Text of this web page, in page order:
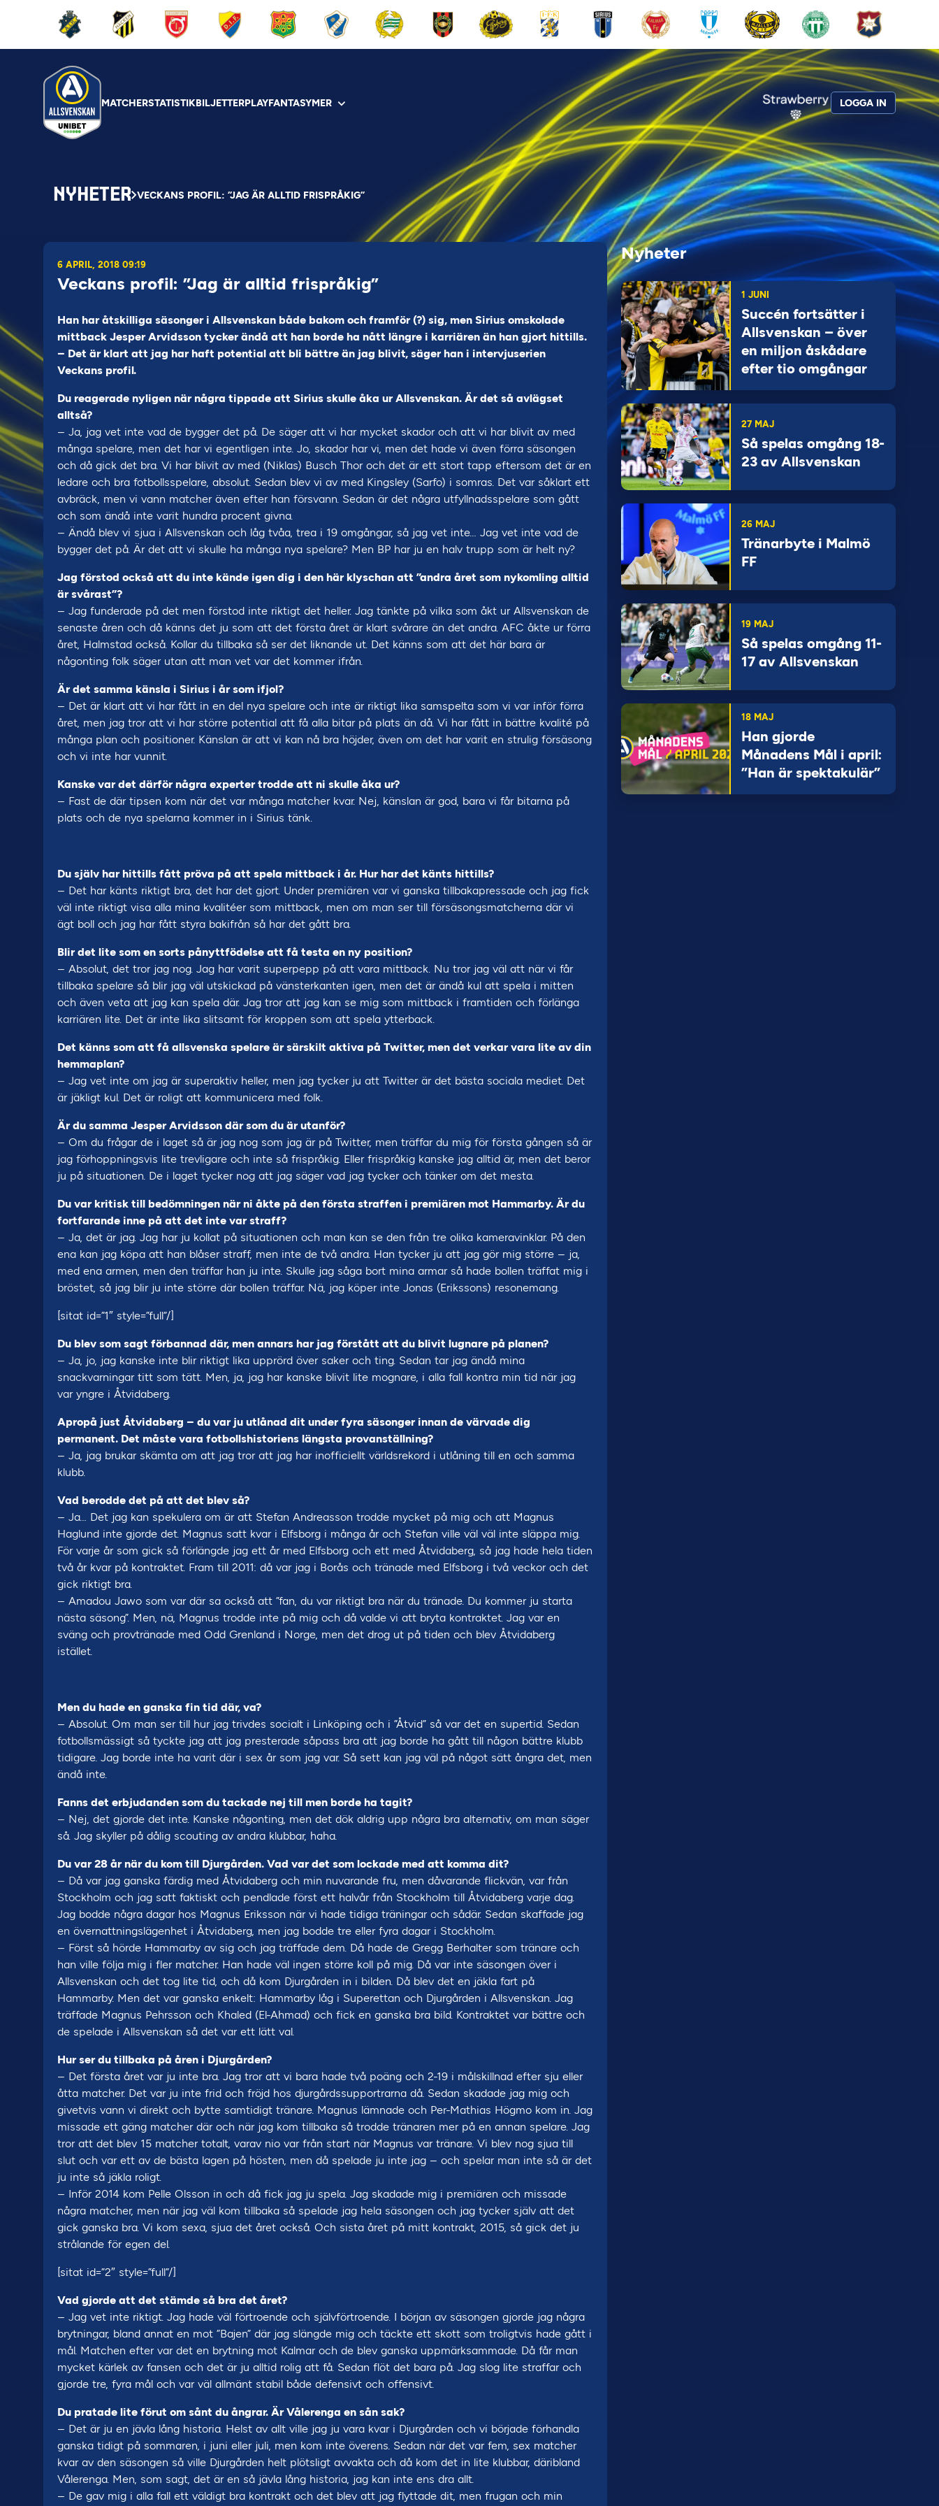
MATCHERSTATISTIKBILJETTERPLAYFANTASYMER LOGGA IN
NYHETER VECKANS PROFIL: ”JAG ÄR ALLTID FRISPRÅKIG”
6 APRIL, 2018 09:19
Veckans profil: ”Jag är alltid frispråkig”
Han har åtskilliga säsonger i Allsvenskan både bakom och framför (?) sig, men Sirius omskolade
mittback Jesper Arvidsson tycker ändå att han borde ha nått längre i karriären än han gjort hittills.
– Det är klart att jag har haft potential att bli bättre än jag blivit, säger han i intervjuserien
Veckans profil.
Du reagerade nyligen när några tippade att Sirius skulle åka ur Allsvenskan. Är det så avlägset
alltså?
– Ja, jag vet inte vad de bygger det på. De säger att vi har mycket skador och att vi har blivit av med
många spelare, men det har vi egentligen inte. Jo, skador har vi, men det hade vi även förra säsongen
och då gick det bra. Vi har blivit av med (Niklas) Busch Thor och det är ett stort tapp eftersom det är en
ledare och bra fotbollsspelare, absolut. Sedan blev vi av med Kingsley (Sarfo) i somras. Det var såklart ett
avbräck, men vi vann matcher även efter han försvann. Sedan är det några utfyllnadsspelare som gått
och som ändå inte varit hundra procent givna.
– Ändå blev vi sjua i Allsvenskan och låg tvåa, trea i 19 omgångar, så jag vet inte… Jag vet inte vad de
bygger det på. Är det att vi skulle ha många nya spelare? Men BP har ju en halv trupp som är helt ny?
Jag förstod också att du inte kände igen dig i den här klyschan att ”andra året som nykomling alltid
är svårast”?
– Jag funderade på det men förstod inte riktigt det heller. Jag tänkte på vilka som åkt ur Allsvenskan de
senaste åren och då känns det ju som att det första året är klart svårare än det andra. AFC åkte ur förra
året, Halmstad också. Kollar du tillbaka så ser det liknande ut. Det känns som att det här bara är
någonting folk säger utan att man vet var det kommer ifrån.
Är det samma känsla i Sirius i år som ifjol?
– Det är klart att vi har fått in en del nya spelare och inte är riktigt lika samspelta som vi var inför förra
året, men jag tror att vi har större potential att få alla bitar på plats än då. Vi har fått in bättre kvalité på
många plan och positioner. Känslan är att vi kan nå bra höjder, även om det har varit en strulig försäsong
och vi inte har vunnit.
Kanske var det därför några experter trodde att ni skulle åka ur?
– Fast de där tipsen kom när det var många matcher kvar. Nej, känslan är god, bara vi får bitarna på
plats och de nya spelarna kommer in i Sirius tänk.
Du själv har hittills fått pröva på att spela mittback i år. Hur har det känts hittills?
– Det har känts riktigt bra, det har det gjort. Under premiären var vi ganska tillbakapressade och jag fick
väl inte riktigt visa alla mina kvalitéer som mittback, men om man ser till försäsongsmatcherna där vi
ägt boll och jag har fått styra bakifrån så har det gått bra.
Blir det lite som en sorts pånyttfödelse att få testa en ny position?
– Absolut, det tror jag nog. Jag har varit superpepp på att vara mittback. Nu tror jag väl att när vi får
tillbaka spelare så blir jag väl utskickad på vänsterkanten igen, men det är ändå kul att spela i mitten
och även veta att jag kan spela där. Jag tror att jag kan se mig som mittback i framtiden och förlänga
karriären lite. Det är inte lika slitsamt för kroppen som att spela ytterback.
Det känns som att få allsvenska spelare är särskilt aktiva på Twitter, men det verkar vara lite av din
hemmaplan?
– Jag vet inte om jag är superaktiv heller, men jag tycker ju att Twitter är det bästa sociala mediet. Det
är jäkligt kul. Det är roligt att kommunicera med folk.
Är du samma Jesper Arvidsson där som du är utanför?
– Om du frågar de i laget så är jag nog som jag är på Twitter, men träffar du mig för första gången så är
jag förhoppningsvis lite trevligare och inte så frispråkig. Eller frispråkig kanske jag alltid är, men det beror
ju på situationen. De i laget tycker nog att jag säger vad jag tycker och tänker om det mesta.
Du var kritisk till bedömningen när ni åkte på den första straffen i premiären mot Hammarby. Är du
fortfarande inne på att det inte var straff?
– Ja, det är jag. Jag har ju kollat på situationen och man kan se den från tre olika kameravinklar. På den
ena kan jag köpa att han blåser straff, men inte de två andra. Han tycker ju att jag gör mig större – ja,
med ena armen, men den träffar han ju inte. Skulle jag såga bort mina armar så hade bollen träffat mig i
bröstet, så jag blir ju inte större där bollen träffar. Nä, jag köper inte Jonas (Erikssons) resonemang.
[sitat id=”1″ style=”full”/]
Du blev som sagt förbannad där, men annars har jag förstått att du blivit lugnare på planen?
– Ja, jo, jag kanske inte blir riktigt lika upprörd över saker och ting. Sedan tar jag ändå mina
snackvarningar titt som tätt. Men, ja, jag har kanske blivit lite mognare, i alla fall kontra min tid när jag
var yngre i Åtvidaberg.
Apropå just Åtvidaberg – du var ju utlånad dit under fyra säsonger innan de värvade dig
permanent. Det måste vara fotbollshistoriens längsta provanställning?
– Ja, jag brukar skämta om att jag tror att jag har inofficiellt världsrekord i utlåning till en och samma
klubb.
Vad berodde det på att det blev så?
– Ja… Det jag kan spekulera om är att Stefan Andreasson trodde mycket på mig och att Magnus
Haglund inte gjorde det. Magnus satt kvar i Elfsborg i många år och Stefan ville väl väl inte släppa mig.
För varje år som gick så förlängde jag ett år med Elfsborg och ett med Åtvidaberg, så jag hade hela tiden
två år kvar på kontraktet. Fram till 2011: då var jag i Borås och tränade med Elfsborg i två veckor och det
gick riktigt bra.
– Amadou Jawo som var där sa också att ”fan, du var riktigt bra när du tränade. Du kommer ju starta
nästa säsong”. Men, nä, Magnus trodde inte på mig och då valde vi att bryta kontraktet. Jag var en
sväng och provtränade med Odd Grenland i Norge, men det drog ut på tiden och blev Åtvidaberg
istället.
Men du hade en ganska fin tid där, va?
– Absolut. Om man ser till hur jag trivdes socialt i Linköping och i ”Åtvid” så var det en supertid. Sedan
fotbollsmässigt så tyckte jag att jag presterade såpass bra att jag borde ha gått till någon bättre klubb
tidigare. Jag borde inte ha varit där i sex år som jag var. Så sett kan jag väl på något sätt ångra det, men
ändå inte.
Fanns det erbjudanden som du tackade nej till men borde ha tagit?
– Nej, det gjorde det inte. Kanske någonting, men det dök aldrig upp några bra alternativ, om man säger
så. Jag skyller på dålig scouting av andra klubbar, haha.
Du var 28 år när du kom till Djurgården. Vad var det som lockade med att komma dit?
– Då var jag ganska färdig med Åtvidaberg och min nuvarande fru, men dåvarande flickvän, var från
Stockholm och jag satt faktiskt och pendlade först ett halvår från Stockholm till Åtvidaberg varje dag.
Jag bodde några dagar hos Magnus Eriksson när vi hade tidiga träningar och sådär. Sedan skaffade jag
en övernattningslägenhet i Åtvidaberg, men jag bodde tre eller fyra dagar i Stockholm.
– Först så hörde Hammarby av sig och jag träffade dem. Då hade de Gregg Berhalter som tränare och
han ville följa mig i fler matcher. Han hade väl ingen större koll på mig. Då var inte säsongen över i
Allsvenskan och det tog lite tid, och då kom Djurgården in i bilden. Då blev det en jäkla fart på
Hammarby. Men det var ganska enkelt: Hammarby låg i Superettan och Djurgården i Allsvenskan. Jag
träffade Magnus Pehrsson och Khaled (El-Ahmad) och fick en ganska bra bild. Kontraktet var bättre och
de spelade i Allsvenskan så det var ett lätt val.
Hur ser du tillbaka på åren i Djurgården?
– Det första året var ju inte bra. Jag tror att vi bara hade två poäng och 2-19 i målskillnad efter sju eller
åtta matcher. Det var ju inte frid och fröjd hos djurgårdssupportrarna då. Sedan skadade jag mig och
givetvis vann vi direkt och bytte samtidigt tränare. Magnus lämnade och Per-Mathias Högmo kom in. Jag
missade ett gäng matcher där och när jag kom tillbaka så trodde tränaren mer på en annan spelare. Jag
tror att det blev 15 matcher totalt, varav nio var från start när Magnus var tränare. Vi blev nog sjua till
slut och var ett av de bästa lagen på hösten, men då spelade ju inte jag – och spelar man inte så är det
ju inte så jäkla roligt.
– Inför 2014 kom Pelle Olsson in och då fick jag ju spela. Jag skadade mig i premiären och missade
några matcher, men när jag väl kom tillbaka så spelade jag hela säsongen och jag tycker själv att det
gick ganska bra. Vi kom sexa, sjua det året också. Och sista året på mitt kontrakt, 2015, så gick det ju
strålande för egen del.
[sitat id=”2″ style=”full”/]
Vad gjorde att det stämde så bra det året?
– Jag vet inte riktigt. Jag hade väl förtroende och självförtroende. I början av säsongen gjorde jag några
brytningar, bland annat en mot ”Bajen” där jag slängde mig och täckte ett skott som troligtvis hade gått i
mål. Matchen efter var det en brytning mot Kalmar och de blev ganska uppmärksammade. Då får man
mycket kärlek av fansen och det är ju alltid rolig att få. Sedan flöt det bara på. Jag slog lite straffar och
gjorde tre, fyra mål och var väl allmänt stabil både defensivt och offensivt.
Du pratade lite förut om sånt du ångrar. Är Vålerenga en sån sak?
– Det är ju en jävla lång historia. Helst av allt ville jag ju vara kvar i Djurgården och vi började förhandla
ganska tidigt på sommaren, i juni eller juli, men kom inte överens. Sedan när det var fem, sex matcher
kvar av den säsongen så ville Djurgården helt plötsligt avvakta och då kom det in lite klubbar, däribland
Vålerenga. Men, som sagt, det är en så jävla lång historia, jag kan inte ens dra allt.
– De gav mig i alla fall ett väldigt bra kontrakt och det blev att jag flyttade dit, men frugan och min
Nyheter
1 JUNI
Succén fortsätter i
Allsvenskan – över
en miljon åskådare
efter tio omgångar
27 MAJ
Så spelas omgång 18-
23 av Allsvenskan
26 MAJ
Tränarbyte i Malmö
FF
19 MAJ
Så spelas omgång 11-
17 av Allsvenskan
18 MAJ
Han gjorde
Månadens Mål i april:
”Han är spektakulär”